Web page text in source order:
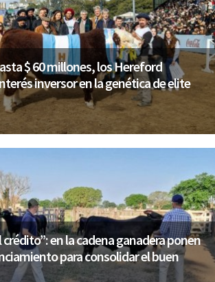
$ 60 millones, los Hereford
inversor en la genética de elite
crédito”: en la cadena ganadera ponen
para consolidar el buen